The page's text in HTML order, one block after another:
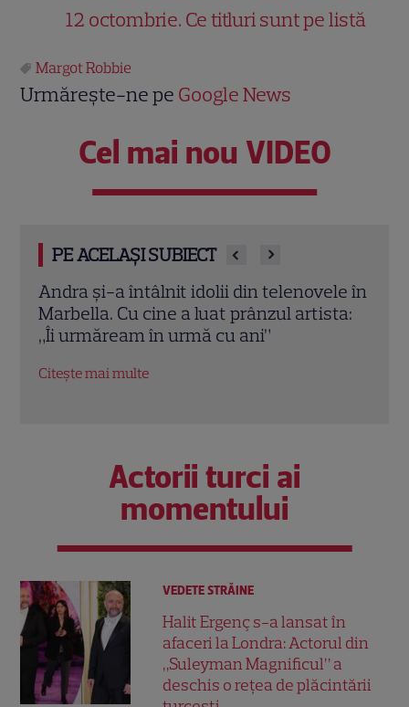
12 octombrie. Ce titluri sunt pe listă
Margot Robbie
Urmărește-ne pe Google News
Cel mai nou VIDEO
PE ACELAȘI SUBIECT
Jennifer Aniston și Courteney Cox,
vacanță de lux în Mallorca alături de
Pedro Pascal. Imagini spectaculoase
Citește mai multe
Actorii turci ai
momentului
VEDETE STRĂINE
Halit Ergenç s-a lansat în
afaceri la Londra: Actorul din
„Suleyman Magnificul” a
deschis o rețea de plăcintării